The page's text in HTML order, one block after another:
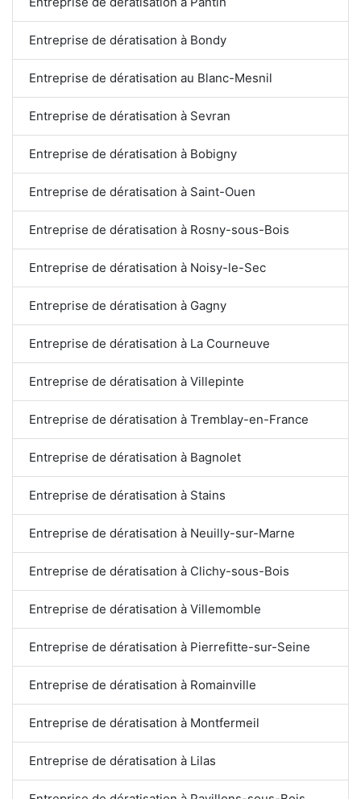
Entreprise de dératisation à Bondy
Entreprise de dératisation au Blanc-Mesnil
Entreprise de dératisation à Sevran
Entreprise de dératisation à Bobigny
Entreprise de dératisation à Saint-Ouen
Entreprise de dératisation à Rosny-sous-Bois
Entreprise de dératisation à Noisy-le-Sec
Entreprise de dératisation à Gagny
Entreprise de dératisation à La Courneuve
Entreprise de dératisation à Villepinte
Entreprise de dératisation à Tremblay-en-France
Entreprise de dératisation à Bagnolet
Entreprise de dératisation à Stains
Entreprise de dératisation à Neuilly-sur-Marne
Entreprise de dératisation à Clichy-sous-Bois
Entreprise de dératisation à Villemomble
Entreprise de dératisation à Pierrefitte-sur-Seine
Entreprise de dératisation à Romainville
Entreprise de dératisation à Montfermeil
Entreprise de dératisation à Lilas